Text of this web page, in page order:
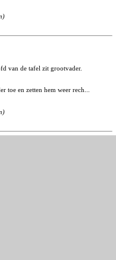
van de tafel zit grootvader.
toe en zetten hem weer rech...